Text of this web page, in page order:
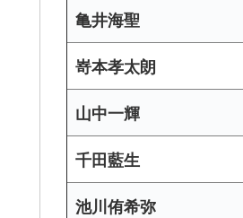
亀井海聖
嵜本孝太朗
山中一輝
千田藍生
池川侑希弥